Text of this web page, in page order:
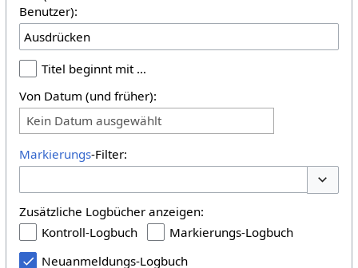
Benutzer):
Titel beginnt mit …
Von Datum (und früher):
Kein Datum ausgewählt
Markierungs-Filter:
Zusätzliche Logbücher anzeigen:
Kontroll-Logbuch
Markierungs-Logbuch
Neuanmeldungs-Logbuch